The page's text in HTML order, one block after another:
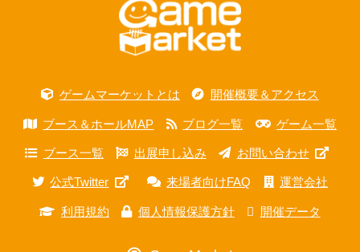
ゲームマーケットとは 開催概要＆アクセス
ブース＆ホールMAP ブログ一覧 ゲーム一覧
ブース一覧 出展申し込み お問い合わせ
公式Twitter 来場者向けFAQ 運営会社
利用規約 個人情報保護方針 開催データ